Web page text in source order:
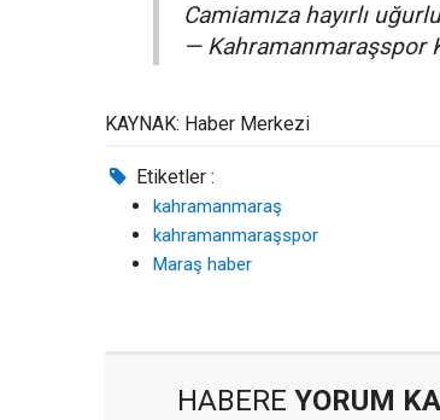
Camiamıza hayırlı
— Kahramanmaraşspor
KAYNAK: Haber Merkezi
Etiketler :
kahramanmaraş
kahramanmaraşspor
Maraş haber
HABERE YORUM